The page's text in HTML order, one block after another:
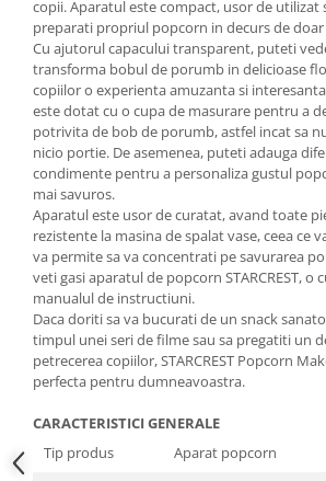
copii. Aparatul este compact, usor de utilizat
preparati propriul popcorn in decurs de
Cu ajutorul capacului transparent, puteti
transforma bobul de porumb in delicioase
copiilor o experienta amuzanta si
este dotat cu o cupa de masurare pentru a
potrivita de bob de porumb, astfel incat sa
nicio portie. De asemenea, puteti adauga
condimente pentru a personaliza gustul
mai savuros.
Aparatul este usor de curatat, avand toate
rezistente la masina de spalat vase, ceea ce
va permite sa va concentrati pe savurarea
veti gasi aparatul de popcorn STARCREST, o
manualul de instructiuni.
Daca doriti sa va bucurati de un snack
timpul unei seri de filme sau sa pregatiti un
petrecerea copiilor, STARCREST Popcorn
perfecta pentru dumneavoastra.
CARACTERISTICI GENERALE
Tip produs
Aparat popcorn